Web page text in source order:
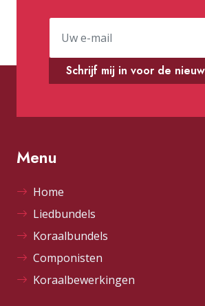
Schrijf mij in voor de
Menu
Home
Liedbundels
Koraalbundels
Componisten
Koraalbewerkingen